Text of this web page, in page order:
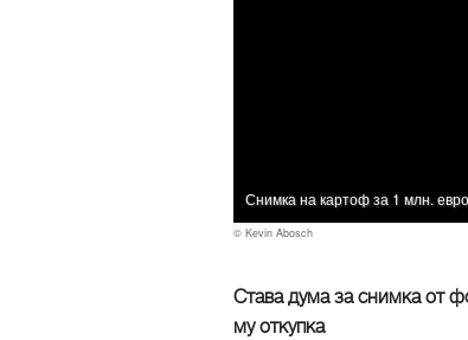
Снимка на картоф за 1 млн. евро
© Kevin Abosch
Става дума за снимка от
му откупка